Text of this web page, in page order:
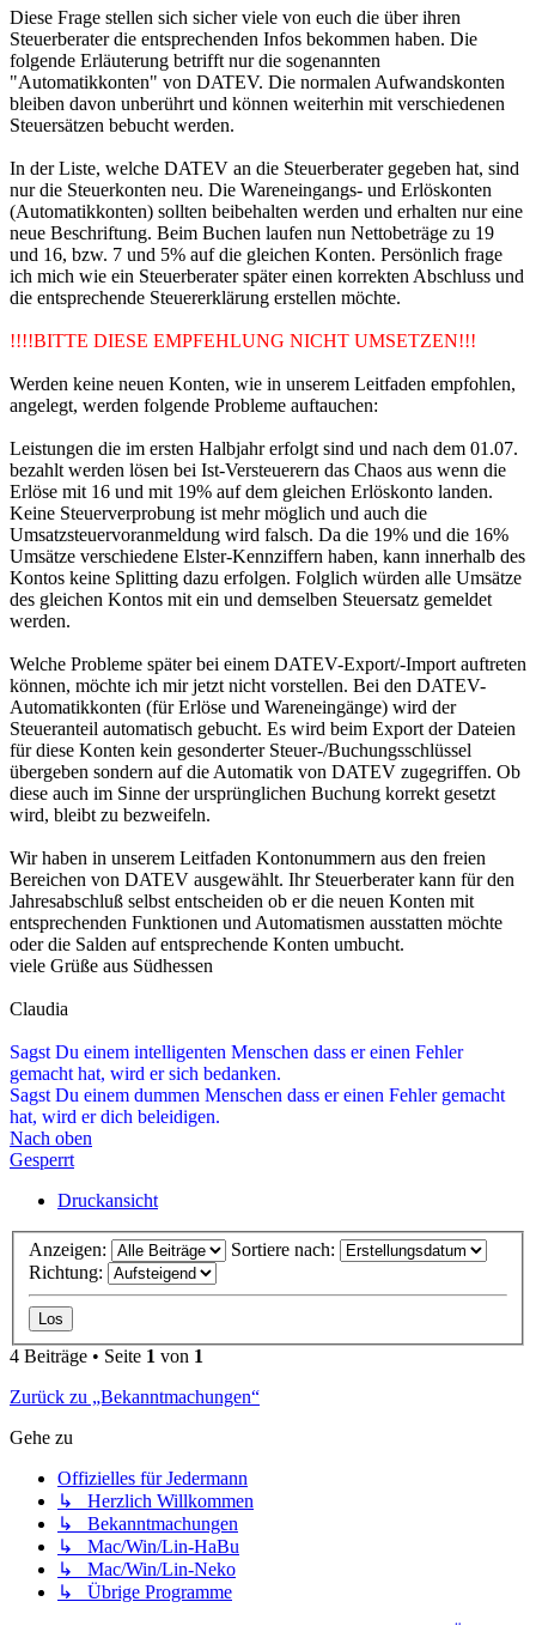
Diese Frage stellen sich sicher viele von euch die über ihren
Steuerberater die entsprechenden Infos bekommen haben. Die
folgende Erläuterung betrifft nur die sogenannten
"Automatikkonten" von DATEV. Die normalen Aufwandskonten
bleiben davon unberührt und können weiterhin mit verschiedenen
Steuersätzen bebucht werden.
In der Liste, welche DATEV an die Steuerberater gegeben hat, sind
nur die Steuerkonten neu. Die Wareneingangs- und Erlöskonten
(Automatikkonten) sollten beibehalten werden und erhalten nur eine
neue Beschriftung. Beim Buchen laufen nun Nettobeträge zu 19
und 16, bzw. 7 und 5% auf die gleichen Konten. Persönlich frage
ich mich wie ein Steuerberater später einen korrekten Abschluss und
die entsprechende Steuererklärung erstellen möchte.
!!!!BITTE DIESE EMPFEHLUNG NICHT UMSETZEN!!!
Werden keine neuen Konten, wie in unserem Leitfaden empfohlen,
angelegt, werden folgende Probleme auftauchen:
Leistungen die im ersten Halbjahr erfolgt sind und nach dem 01.07.
bezahlt werden lösen bei Ist-Versteuerern das Chaos aus wenn die
Erlöse mit 16 und mit 19% auf dem gleichen Erlöskonto landen.
Keine Steuerverprobung ist mehr möglich und auch die
Umsatzsteuervoranmeldung wird falsch. Da die 19% und die 16%
Umsätze verschiedene Elster-Kennziffern haben, kann innerhalb des
Kontos keine Splitting dazu erfolgen. Folglich würden alle Umsätze
des gleichen Kontos mit ein und demselben Steuersatz gemeldet
werden.
Welche Probleme später bei einem DATEV-Export/-Import auftreten
können, möchte ich mir jetzt nicht vorstellen. Bei den DATEV-
Automatikkonten (für Erlöse und Wareneingänge) wird der
Steueranteil automatisch gebucht. Es wird beim Export der Dateien
für diese Konten kein gesonderter Steuer-/Buchungsschlüssel
übergeben sondern auf die Automatik von DATEV zugegriffen. Ob
diese auch im Sinne der ursprünglichen Buchung korrekt gesetzt
wird, bleibt zu bezweifeln.
Wir haben in unserem Leitfaden Kontonummern aus den freien
Bereichen von DATEV ausgewählt. Ihr Steuerberater kann für den
Jahresabschluß selbst entscheiden ob er die neuen Konten mit
entsprechenden Funktionen und Automatismen ausstatten möchte
oder die Salden auf entsprechende Konten umbucht.
viele Grüße aus Südhessen
Claudia
Sagst Du einem intelligenten Menschen dass er einen Fehler
gemacht hat, wird er sich bedanken.
Sagst Du einem dummen Menschen dass er einen Fehler gemacht
hat, wird er dich beleidigen.
Nach oben
Gesperrt
Druckansicht
Anzeigen:
Sortiere nach:
Richtung:
4 Beiträge • Seite 1 von 1
Zurück zu „Bekanntmachungen“
Gehe zu
Offizielles für Jedermann
↳ Herzlich Willkommen
↳ Bekanntmachungen
↳ Mac/Win/Lin-HaBu
↳ Mac/Win/Lin-Neko
↳ Übrige Programme